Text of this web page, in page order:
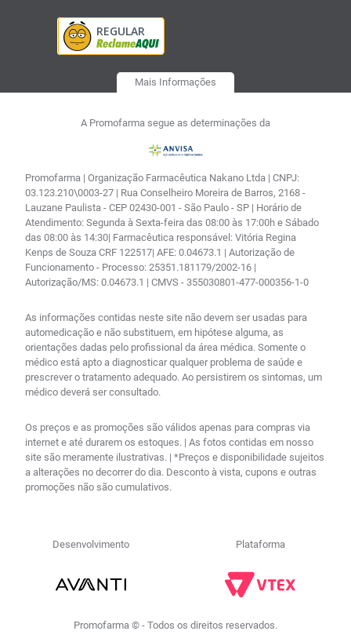
Mais Informações
A Promofarma segue as determinações da
Promofarma | Organização Farmacêutica Nakano Ltda | CNPJ:
03.123.210\0003-27 | Rua Conselheiro Moreira de Barros, 2168 -
Lauzane Paulista - CEP 02430-001 - São Paulo - SP | Horário de
Atendimento: Segunda à Sexta-feira das 08:00 às 17:00h e Sábado
das 08:00 às 14:30| Farmacêutica responsável: Vitória Regina
Kenps de Souza CRF 122517| AFE: 0.04673.1 | Autorização de
Funcionamento - Processo: 25351.181179/2002-16 |
Autorização/MS: 0.04673.1 | CMVS - 355030801-477-000356-1-0
As informações contidas neste site não devem ser usadas para
automedicação e não substituem, em hipótese alguma, as
orientações dadas pelo profissional da área médica. Somente o
médico está apto a diagnosticar qualquer problema de saúde e
prescrever o tratamento adequado. Ao persistirem os sintomas, um
médico deverá ser consultado.
Os preços e as promoções são válidos apenas para compras via
internet e até durarem os estoques. | As fotos contidas em nosso
site são meramente ilustrativas. | *Preços e disponibilidade sujeitos
a alterações no decorrer do dia. Desconto à vista, cupons e outras
promoções não são cumulativos.
Desenvolvimento Plataforma
Promofarma © - Todos os direitos reservados.